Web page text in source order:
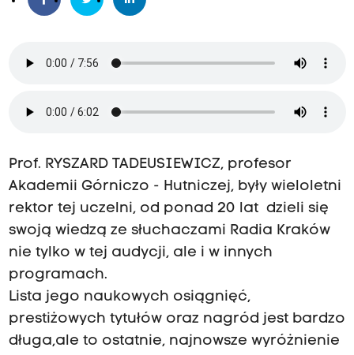
Prof. RYSZARD TADEUSIEWICZ, profesor
Akademii Górniczo - Hutniczej, były wieloletni
rektor tej uczelni, od ponad 20 lat dzieli się
swoją wiedzą ze słuchaczami Radia Kraków
nie tylko w tej audycji, ale i w innych
programach.
Lista jego naukowych osiągnięć,
prestiżowych tytułów oraz nagród jest bardzo
długa,ale to ostatnie, najnowsze wyróżnienie